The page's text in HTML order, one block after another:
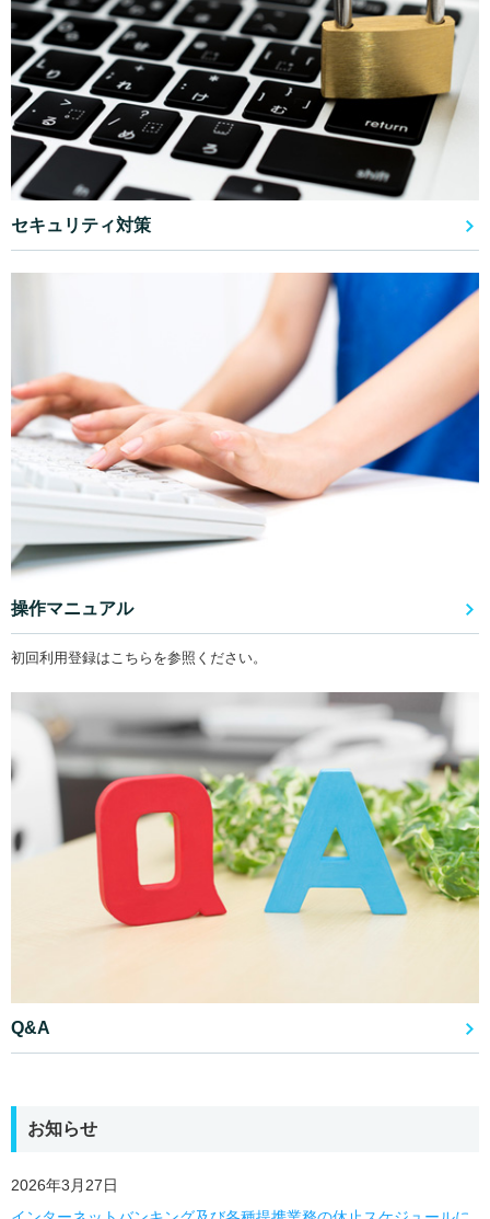
セキュリティ対策
操作マニュアル
初回利用登録はこちらを参照ください。
Q&A
お知らせ
2026年3月27日